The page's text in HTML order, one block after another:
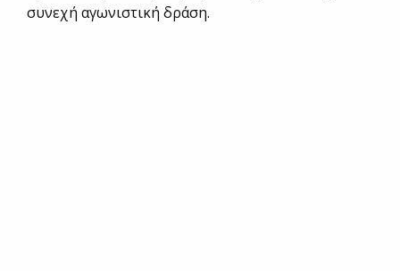
συνεχή αγωνιστική δράση.